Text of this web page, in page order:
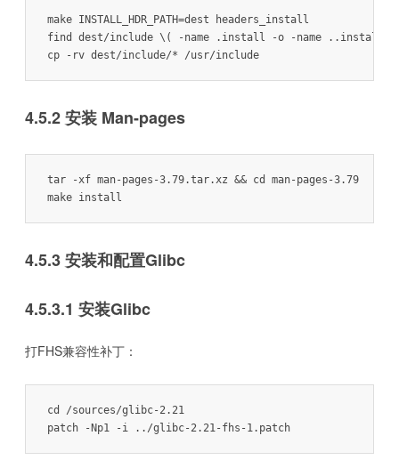
make INSTALL_HDR_PATH=dest headers_install
find dest/include \( -name .install -o -name
cp -rv dest/include/* /usr/include
4.5.2 安装 Man-pages
tar -xf man-pages-3.79.tar.xz && cd man-pages-3.79
make install
4.5.3 安装和配置Glibc
4.5.3.1 安装Glibc
打FHS兼容性补丁：
cd /sources/glibc-2.21
patch -Np1 -i ../glibc-2.21-fhs-1.patch